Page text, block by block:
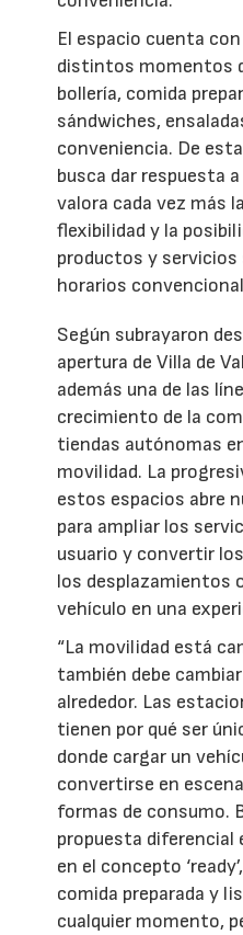
El espacio cuenta
distintos momentos
bollería, comida
sándwiches,
conveniencia. De
busca dar respuesta
valora cada vez más
flexibilidad y la
productos y servicios
horarios
Según subrayaron
apertura de Villa de
además una de las
crecimiento de la
tiendas autónomas
movilidad. La
estos espacios abre
para ampliar los
usuario y convertir
los desplazamientos
vehículo en una
“La movilidad está
también debe
alrededor. Las
tienen por qué ser
donde cargar un
convertirse en
formas de consumo.
propuesta diferencial
en el concepto
comida preparada y
cualquier momento,